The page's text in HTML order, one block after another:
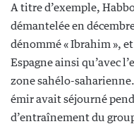
A titre d’exemple,
démantelée en
dénommé « Ibrahim »,
Espagne ainsi qu’avec
zone sahélo-
émir avait séjourné
d’entraînement du